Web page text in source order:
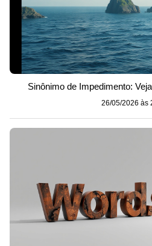
Sinônimo de Impedimento:
26/05/2026 às